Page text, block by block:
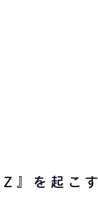
』を起こす